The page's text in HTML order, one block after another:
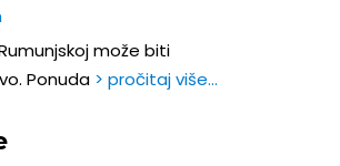
može biti
Ponuda > pročitaj više…